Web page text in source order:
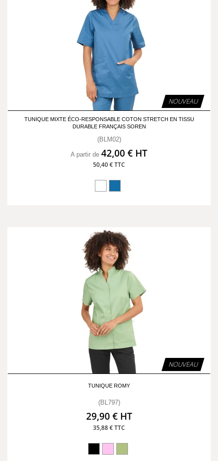
NOUVEAU
TUNIQUE MIXTE ÉCO-RESPONSABLE COTON STRETCH EN TISSU
DURABLE FRANÇAIS SOREN
(BLM02)
A partir de 42,00 € HT
50,40 € TTC
NOUVEAU
TUNIQUE ROMY
(BL797)
29,90 € HT
35,88 € TTC